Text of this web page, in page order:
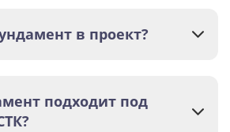
в проект?
подходит под